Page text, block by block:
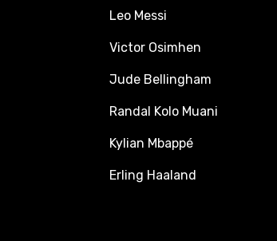
Leo Messi
Victor Osimhen
Jude Bellingham
Randal Kolo Muani
Kylian Mbappé
Erling Haaland